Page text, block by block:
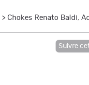
> Chokes Renato Baldi,
Suivre